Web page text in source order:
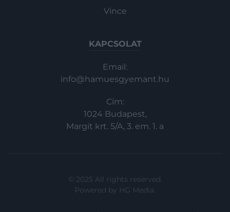
Vince
KAPCSOLAT
Email:
info@hamuesgyemant.hu
Cím:
1024 Budapest,
Margit krt. 5/A, 3. em. 1. a
© 2025 All rights reserved.
Powered by HG Media.